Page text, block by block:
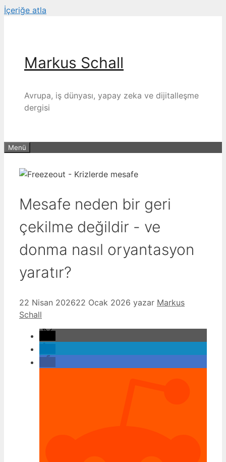
İçeriğe atla
Markus Schall
Avrupa, iş dünyası, yapay zeka ve dijitalleşme
dergisi
Menü
Mesafe neden bir geri
çekilme değildir - ve
donma nasıl oryantasyon
yaratır?
22 Nisan 202622 Ocak 2026 yazar Markus
Schall